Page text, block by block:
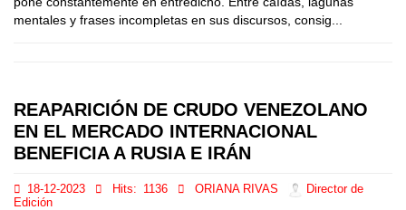
mentales y frases incompletas en sus discursos, consig...
REAPARICIÓN DE CRUDO VENEZOLANO
EN EL MERCADO INTERNACIONAL
BENEFICIA A RUSIA E IRÁN
18-12-2023 Hits: 1136 ORIANA RIVAS
Director de
Edición